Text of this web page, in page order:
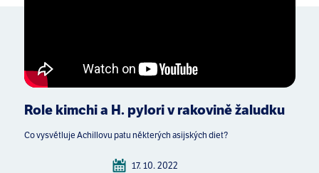
Role kimchi a H. pylori v rakovině žaludku
Co vysvětluje Achillovu patu některých asijských diet?
17. 10. 2022